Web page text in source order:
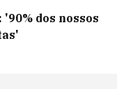
dos nossos